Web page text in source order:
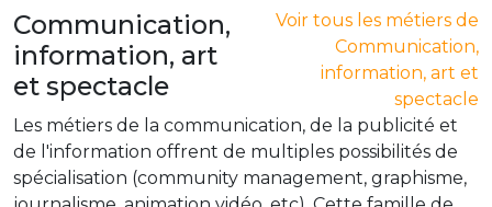
Communication,
information, art
et spectacle
Voir tous les métiers de
Communication,
information, art et
spectacle
Les métiers de la communication, de la publicité et
de l'information offrent de multiples possibilités de
spécialisation (community management, graphisme,